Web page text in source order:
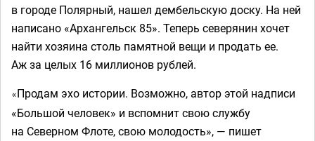
в городе Полярный, нашел дембельскую доску. На ней
написано «Архангельск 85». Теперь северянин хочет
найти хозяина столь памятной вещи и продать ее.
Аж за целых 16 миллионов рублей.
«Продам эхо истории. Возможно, автор этой надписи
«Большой человек» и вспомнит свою службу
на Северном Флоте, свою молодость», — пишет